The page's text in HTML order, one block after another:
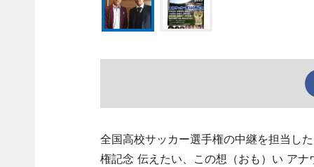
全国高校サッカー選手権の中継を担当し
権記念 伝えたい、この想（おも）い ア